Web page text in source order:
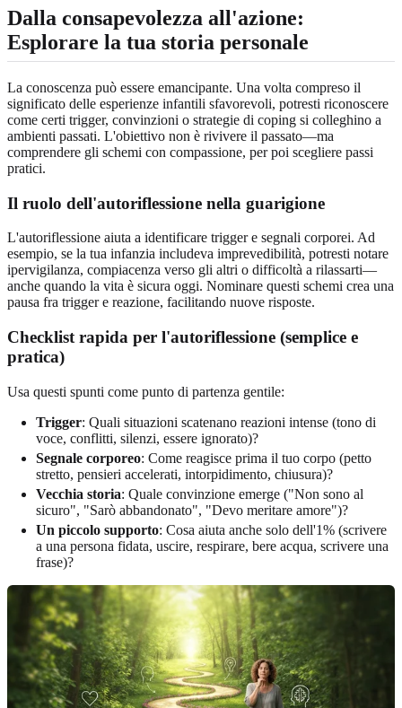
Dalla consapevolezza all'azione:
Esplorare la tua storia personale
La conoscenza può essere emancipante. Una volta compreso il
significato delle esperienze infantili sfavorevoli, potresti riconoscere
come certi trigger, convinzioni o strategie di coping si colleghino a
ambienti passati. L'obiettivo non è rivivere il passato—ma
comprendere gli schemi con compassione, per poi scegliere passi
pratici.
Il ruolo dell'autoriflessione nella guarigione
L'autoriflessione aiuta a identificare trigger e segnali corporei. Ad
esempio, se la tua infanzia includeva imprevedibilità, potresti notare
ipervigilanza, compiacenza verso gli altri o difficoltà a rilassarti—
anche quando la vita è sicura oggi. Nominare questi schemi crea una
pausa fra trigger e reazione, facilitando nuove risposte.
Checklist rapida per l'autoriflessione (semplice e
pratica)
Usa questi spunti come punto di partenza gentile:
Trigger: Quali situazioni scatenano reazioni intense (tono di
voce, conflitti, silenzi, essere ignorato)?
Segnale corporeo: Come reagisce prima il tuo corpo (petto
stretto, pensieri accelerati, intorpidimento, chiusura)?
Vecchia storia: Quale convinzione emerge ("Non sono al
sicuro", "Sarò abbandonato", "Devo meritare amore")?
Un piccolo supporto: Cosa aiuta anche solo dell'1% (scrivere
a una persona fidata, uscire, respirare, bere acqua, scrivere una
frase)?